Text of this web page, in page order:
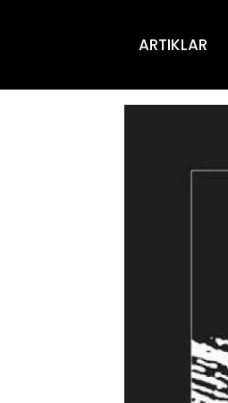
ARTIKLAR